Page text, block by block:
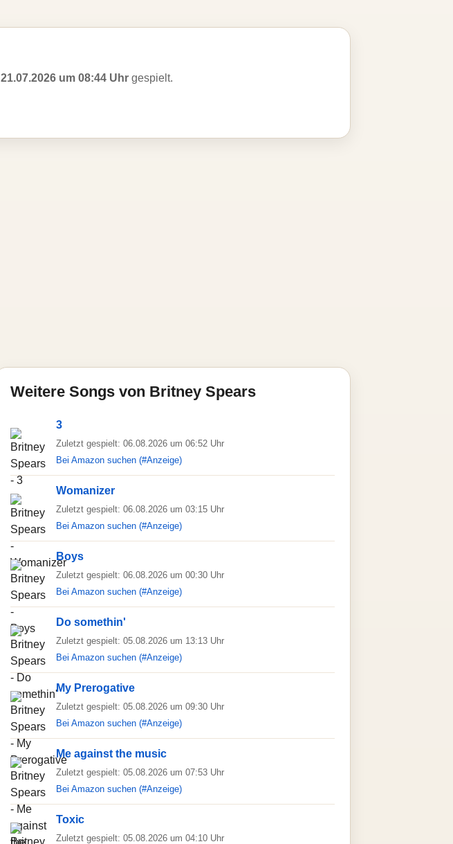
21.07.2026 um 08:44 Uhr gespielt.
Weitere Songs von Britney Spears
3
Zuletzt gespielt: 06.08.2026 um 06:52 Uhr
Bei Amazon suchen (#Anzeige)
Womanizer
Zuletzt gespielt: 06.08.2026 um 03:15 Uhr
Bei Amazon suchen (#Anzeige)
Boys
Zuletzt gespielt: 06.08.2026 um 00:30 Uhr
Bei Amazon suchen (#Anzeige)
Do somethin'
Zuletzt gespielt: 05.08.2026 um 13:13 Uhr
Bei Amazon suchen (#Anzeige)
My Prerogative
Zuletzt gespielt: 05.08.2026 um 09:30 Uhr
Bei Amazon suchen (#Anzeige)
Me against the music
Zuletzt gespielt: 05.08.2026 um 07:53 Uhr
Bei Amazon suchen (#Anzeige)
Toxic
Zuletzt gespielt: 05.08.2026 um 04:10 Uhr